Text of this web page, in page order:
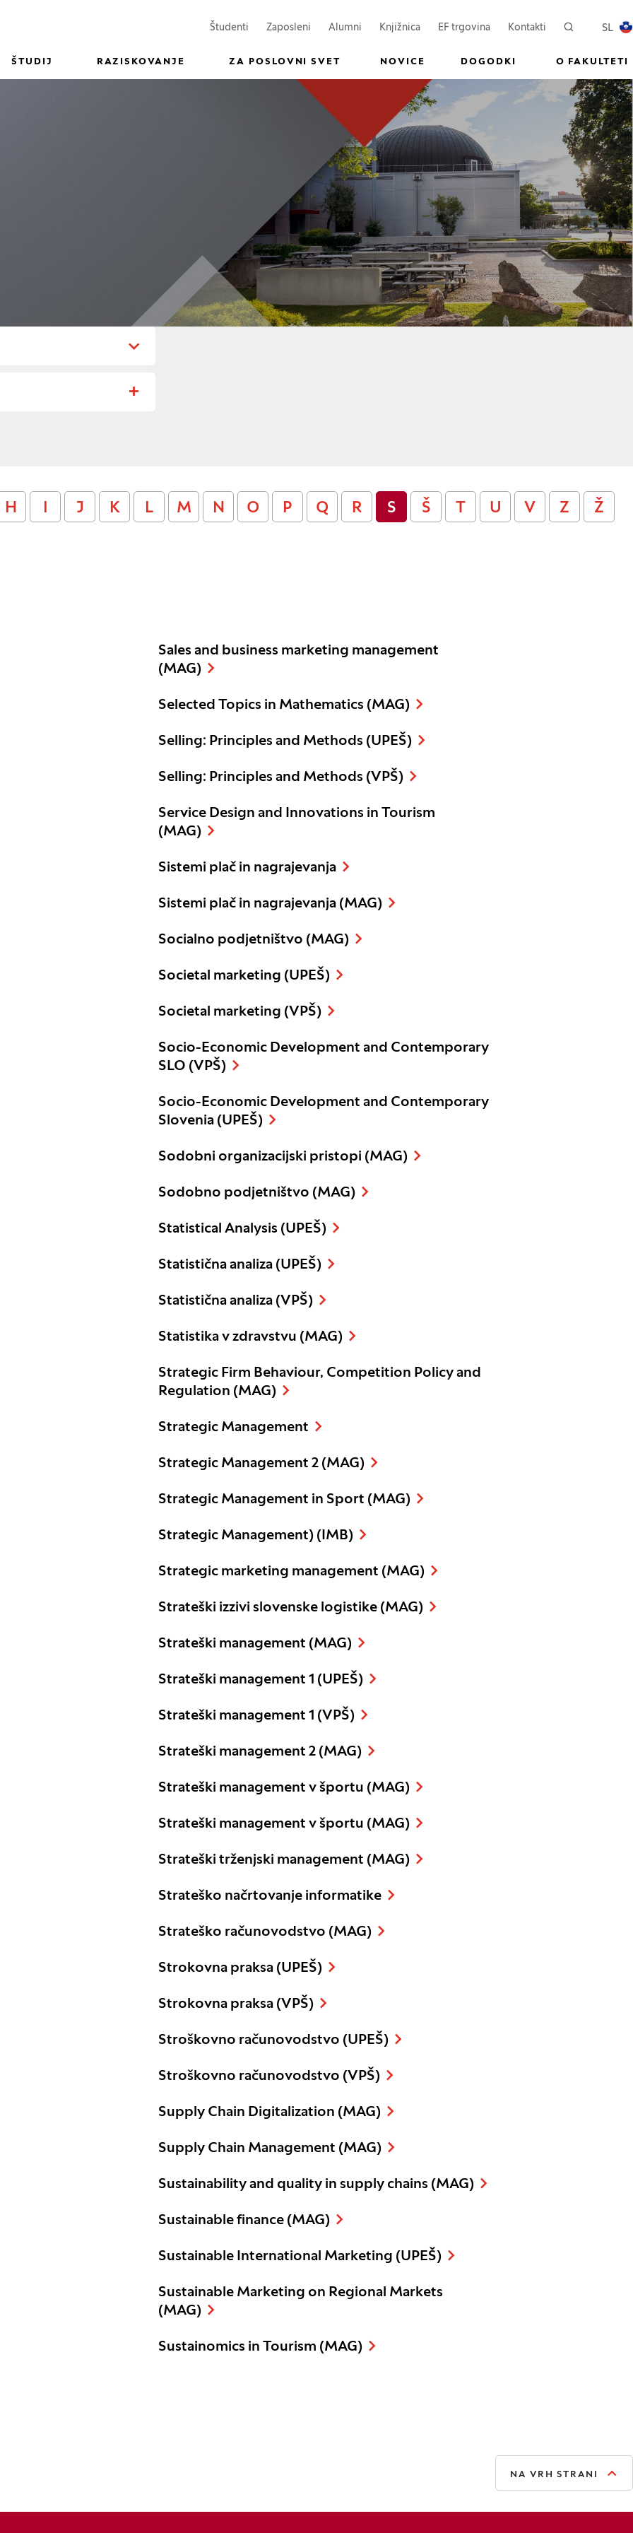
Študenti (Odpre se v novem oknu)
Zaposleni (Odpre se v novem oknu)
Alumni Knjižnica EF trgovina(Odpre se v novem oknu)
Kontakti Iskanje SL
ŠTUDIJ RAZISKOVANJE ZA POSLOVNI SVET NOVICE DOGODKI O FAKULTETI
H J K L M N O P Q R S Š U V Z Ž
Sales and business marketing management
(MAG)
Selected Topics in Mathematics (MAG)
Selling: Principles and Methods (UPEŠ)
Selling: Principles and Methods (VPŠ)
Service Design and Innovations in Tourism
(MAG)
Sistemi plač in nagrajevanja
Sistemi plač in nagrajevanja (MAG)
Socialno podjetništvo (MAG)
Societal marketing (UPEŠ)
Societal marketing (VPŠ)
Socio-Economic Development and Contemporary
SLO (VPŠ)
Socio-Economic Development and Contemporary
Slovenia (UPEŠ)
Sodobni organizacijski pristopi (MAG)
Sodobno podjetništvo (MAG)
Statistical Analysis (UPEŠ)
Statistična analiza (UPEŠ)
Statistična analiza (VPŠ)
Statistika v zdravstvu (MAG)
Strategic Firm Behaviour, Competition Policy and
Regulation (MAG)
Strategic Management
Strategic Management 2 (MAG)
Strategic Management in Sport (MAG)
Strategic Management) (IMB)
Strategic marketing management (MAG)
Strateški izzivi slovenske logistike (MAG)
Strateški management (MAG)
Strateški management 1 (UPEŠ)
Strateški management 1 (VPŠ)
Strateški management 2 (MAG)
Strateški management v športu (MAG)
Strateški management v športu (MAG)
Strateški trženjski management (MAG)
Strateško načrtovanje informatike
Strateško računovodstvo (MAG)
Strokovna praksa (UPEŠ)
Strokovna praksa (VPŠ)
Stroškovno računovodstvo (UPEŠ)
Stroškovno računovodstvo (VPŠ)
Supply Chain Digitalization (MAG)
Supply Chain Management (MAG)
Sustainability and quality in supply chains (MAG)
Sustainable finance (MAG)
Sustainable International Marketing (UPEŠ)
Sustainable Marketing on Regional Markets
(MAG)
Sustainomics in Tourism (MAG)
NA VRH STRANI